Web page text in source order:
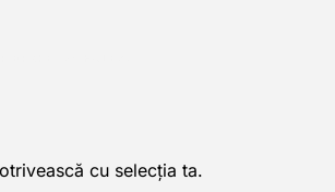
cu selecția ta.